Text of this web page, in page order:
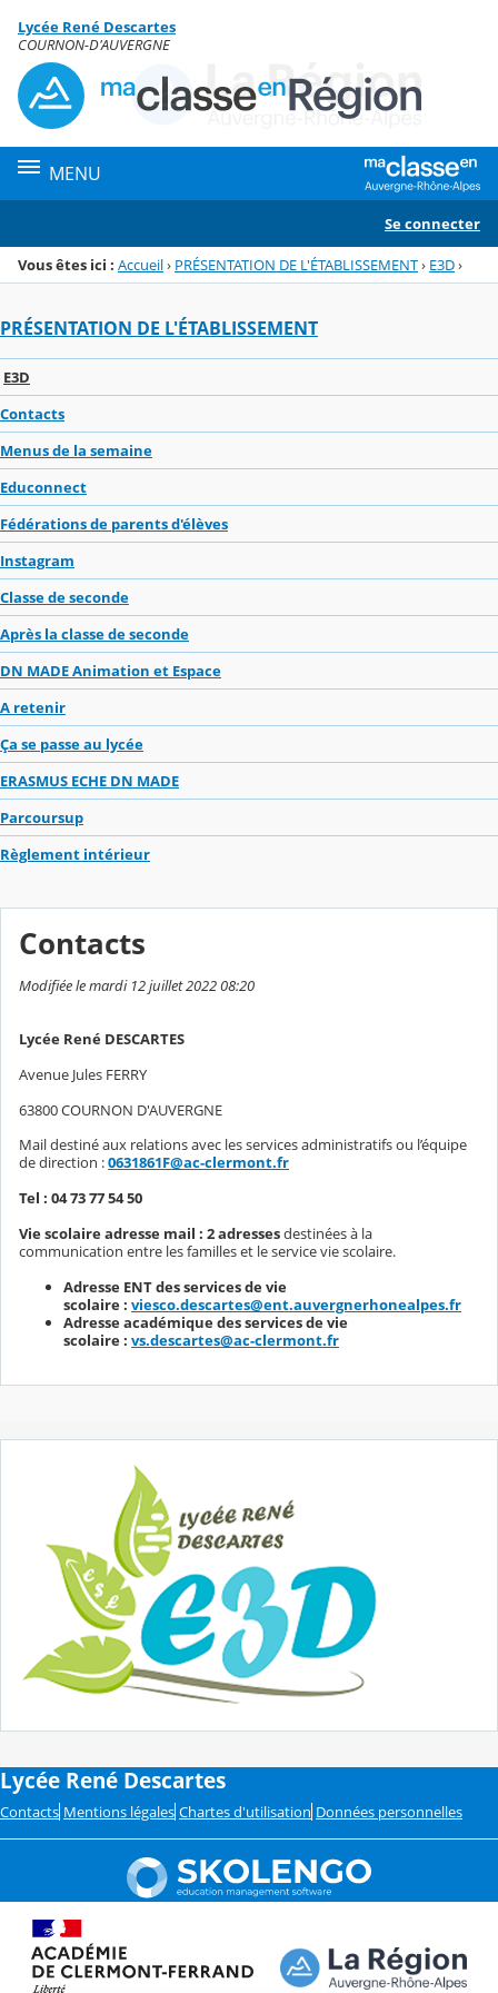
Menu de la rubrique
Contenu
Lycée René Descartes
COURNON-D'AUVERGNE
MENU
Se connecter
Vous êtes ici : Accueil› PRÉSENTATION DE L'ÉTABLISSEMENT› E3D›
PRÉSENTATION DE L'ÉTABLISSEMENT
E3D
Contacts
Menus de la semaine
Educonnect
Fédérations de parents d'élèves
Instagram
Classe de seconde
Après la classe de seconde
DN MADE Animation et Espace
A retenir
Ça se passe au lycée
ERASMUS ECHE DN MADE
Parcoursup
Règlement intérieur
Contacts
Modifiée le mardi 12 juillet 2022 08:20
Lycée René DESCARTES
Avenue Jules FERRY
63800 COURNON D'AUVERGNE
Mail destiné aux relations avec les services administratifs ou l’équipe
de direction :0631861F@ac-clermont.fr
Tel : 04 73 77 54 50
Vie scolaire adresse mail : 2 adressesdestinées à la
communication entre les familles et le service vie scolaire.
Adresse ENT des services de vie
scolaire : viesco.descartes@ent.auvergnerhonealpes.fr
Adresse académique des services de vie
scolaire : vs.descartes@ac-clermont.fr
Lycée René Descartes
Contacts Mentions légales Chartes d'utilisation Données personnelles